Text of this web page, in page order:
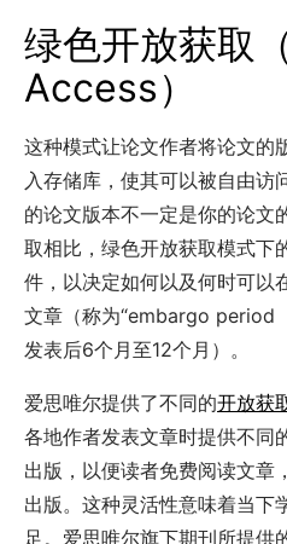
绿色开放获取
Access）
这种模式让论文作者将论文的
入存储库，使其可以被自由访
的论文版本不一定是你的论文
取相比，绿色开放获取模式下
件，以决定如何以及何时可以
文章（称为“embargo period
发表后6个月至12个月）。
爱思唯尔提供了不同的开放获
各地作者发表文章时提供不同
出版，以便读者免费阅读文章
出版。这种灵活性意味着当下
足。爱思唯尔旗下期刊所提供